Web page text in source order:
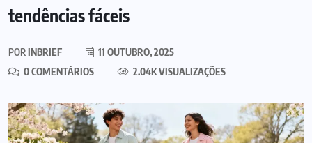
tendências fáceis
PORINBRIEF
11 OUTUBRO, 2025
0 COMENTÁRIOS
2.04K VISUALIZAÇÕES